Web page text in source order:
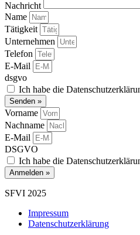
Nachricht
Name
Tätigkeit
Unternehmen
Telefon
E-Mail
dsgvo
Ich habe die
Senden »
Vorname
Nachname
E-Mail
DSGVO
Ich habe die
Anmelden »
SFVI 2025
Impressum
Datenschutzerklärung